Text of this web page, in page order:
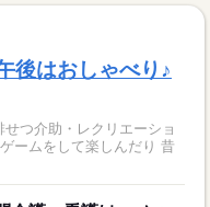
後はおしゃべり♪
つ介助・レクリエーショ
ームをして楽しんだり 昔